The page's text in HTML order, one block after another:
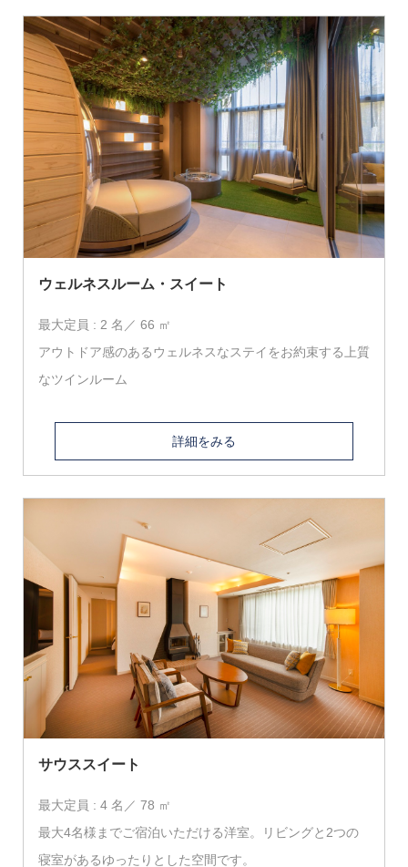
ウェルネスルーム・スイート
最大定員 : 2 名／ 66 ㎡
アウトドア感のあるウェルネスなステイをお約束する上質
なツインルーム
詳細をみる
サウススイート
最大定員 : 4 名／ 78 ㎡
最大4名様までご宿泊いただける洋室。リビングと2つの
寝室があるゆったりとした空間です。